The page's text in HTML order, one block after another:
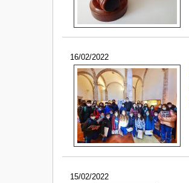
16/02/2022
15/02/2022